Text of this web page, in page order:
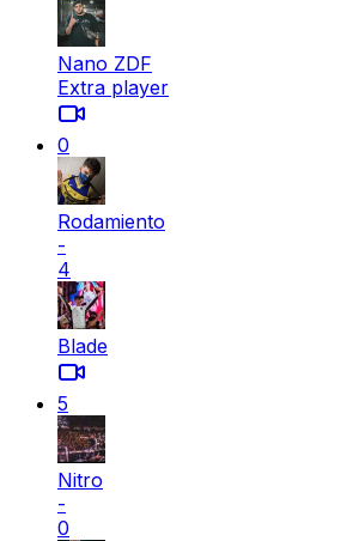
Nano ZDF
Extra player
0
Rodamiento
-
4
Blade
5
Nitro
-
0